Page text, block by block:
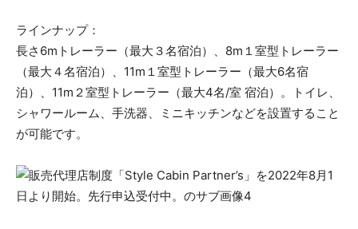
ラインナップ：
長さ6mトレーラー（最大３名宿泊）、8m１室型トレーラー
（最大４名宿泊）、11m１室型トレーラー（最大6名宿
泊）、11m２室型トレーラー（最大4名/室 宿泊）。トイレ、
シャワールーム、手洗器、ミニキッチンなどを設置すること
が可能です。